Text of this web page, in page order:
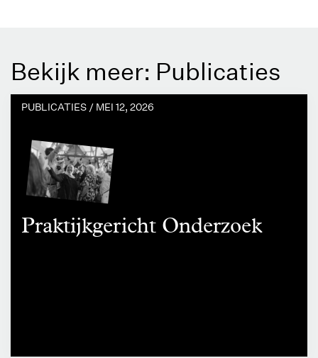
Bekijk meer: Publicaties
PUBLICATIES / MEI 12, 2026
Praktijkgericht Onderzoek